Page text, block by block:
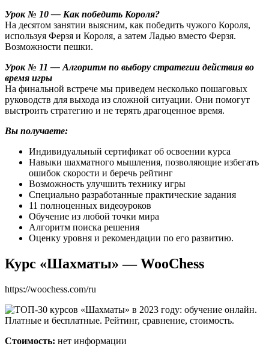
Урок № 10 — Как победить Короля?
На десятом занятии выясним, как победить чужого Короля,
используя Ферзя и Короля, а затем Ладью вместо Ферзя.
Возможности пешки.
Урок № 11 — Алгоритм по выбору стратегии действия во
время игры
На финальной встрече мы приведем несколько пошаговых
руководств для выхода из сложной ситуации. Они помогут
выстроить стратегию и не терять драгоценное время.
Вы получаете:
Индивидуальный сертификат об освоении курса
Навыки шахматного мышления, позволяющие избегать
ошибок скорости и беречь рейтинг
Возможность улучшить технику игры
Специально разработанные практические задания
11 полноценных видеоуроков
Обучение из любой точки мира
Алгоритм поиска решения
Оценку уровня и рекомендации по его развитию.
Курс «Шахматы» — WooChess
https://woochess.com/ru
Стоимость: нет информации